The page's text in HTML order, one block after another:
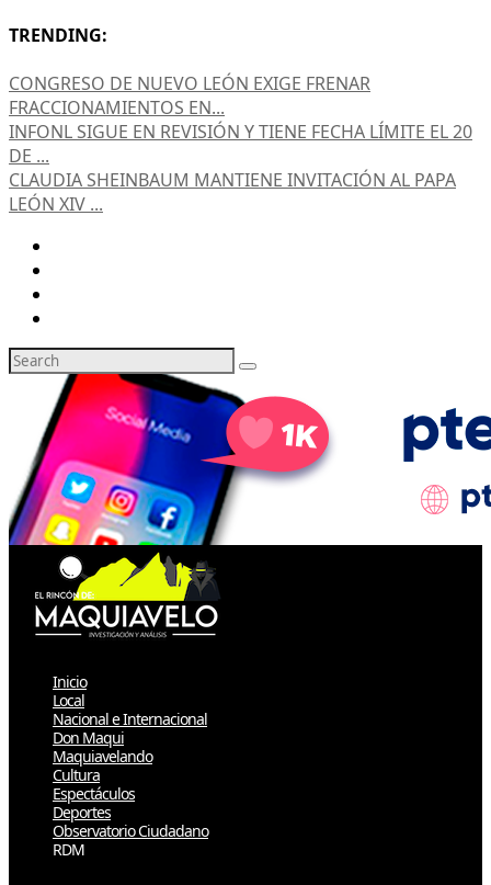
TRENDING:
CONGRESO DE NUEVO LEÓN EXIGE FRENAR
FRACCIONAMIENTOS EN...
INFONL SIGUE EN REVISIÓN Y TIENE FECHA LÍMITE EL 20
DE ...
CLAUDIA SHEINBAUM MANTIENE INVITACIÓN AL PAPA
LEÓN XIV ...
Inicio
Local
Nacional e Internacional
Don Maqui
Maquiavelando
Cultura
Espectáculos
Deportes
Observatorio Ciudadano
RDM